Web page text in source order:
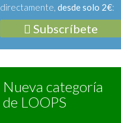
directamente, desde solo 2€:
Subscríbete
Nueva categoría
de LOOPS